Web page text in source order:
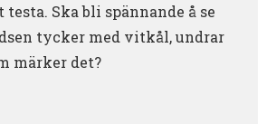
testa. Ska bli spännande å se
tycker med vitkål, undrar
märker det?